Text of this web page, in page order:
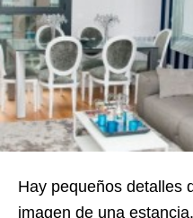
Hay pequeños detalles
imagen de una